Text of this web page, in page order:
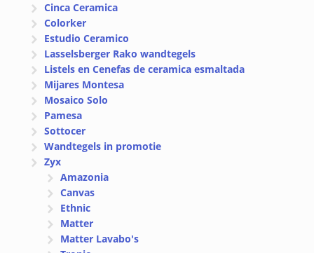
Cinca Ceramica
Colorker
Estudio Ceramico
Lasselsberger Rako wandtegels
Listels en Cenefas de ceramica esmaltada
Mijares Montesa
Mosaico Solo
Pamesa
Sottocer
Wandtegels in promotie
Zyx
Amazonia
Canvas
Ethnic
Matter
Matter Lavabo's